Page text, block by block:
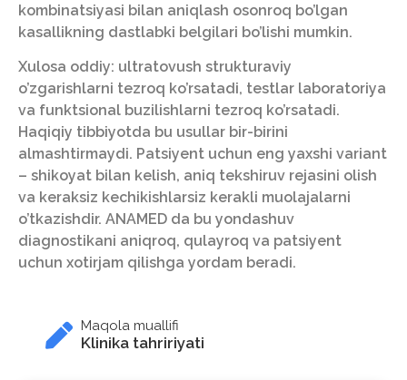
kombinatsiyasi bilan aniqlash osonroq bo’lgan
kasallikning dastlabki belgilari bo’lishi mumkin.
Xulosa oddiy: ultratovush strukturaviy
o’zgarishlarni tezroq ko’rsatadi, testlar laboratoriya
va funktsional buzilishlarni tezroq ko’rsatadi.
Haqiqiy tibbiyotda bu usullar bir-birini
almashtirmaydi. Patsiyent uchun eng yaxshi variant
– shikoyat bilan kelish, aniq tekshiruv rejasini olish
va keraksiz kechikishlarsiz kerakli muolajalarni
o’tkazishdir. ANAMED da bu yondashuv
diagnostikani aniqroq, qulayroq va patsiyent
uchun xotirjam qilishga yordam beradi.
Maqola muallifi
Klinika tahririyati